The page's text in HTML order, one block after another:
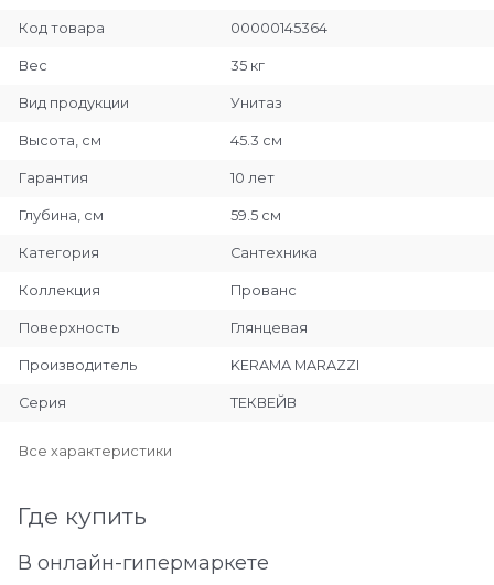
Код товара 00000145364
Вес 35 кг
Вид продукции Унитаз
Высота, см 45.3 см
Гарантия 10 лет
Глубина, см 59.5 см
Категория Сантехника
Коллекция Прованс
Поверхность Глянцевая
Производитель KERAMA MARAZZI
Серия ТЕКВЕЙВ
Все характеристики
Где купить
В онлайн-гипермаркете